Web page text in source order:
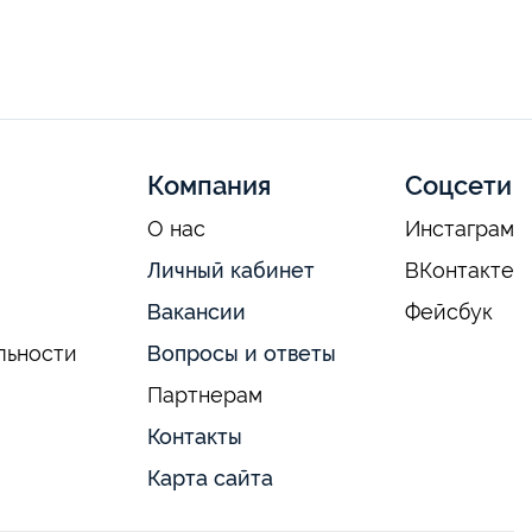
Компания
О нас
Личный кабинет
Вакансии
Вопросы и ответы
Партнерам
Контакты
Карта сайта
Соцсети
Инстаграм
ВКонтакте
Фейсбук